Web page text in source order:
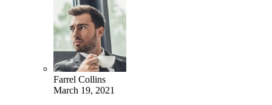
Farrel Collins
March 19, 2021